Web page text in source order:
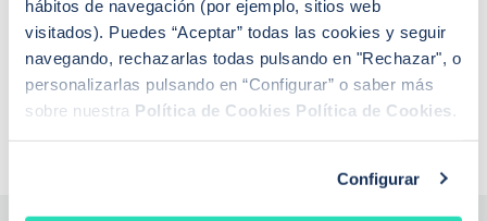
hábitos de navegación (por ejemplo, sitios web
visitados). Puedes “Aceptar” todas las cookies y seguir
navegando, rechazarlas todas pulsando en "Rechazar", o
personalizarlas pulsando en “Configurar” o saber más
sobre nuestra Política de Cookies Política de Cookies
Configurar
Si baja el euríbor, ¿baja la hipoteca?
¿Qué euríbor se aplica para revisar la hipoteca?
¿De qué depende la tasación de una vivienda?
¿Qué es la extinción de condominio con
compensación económica?